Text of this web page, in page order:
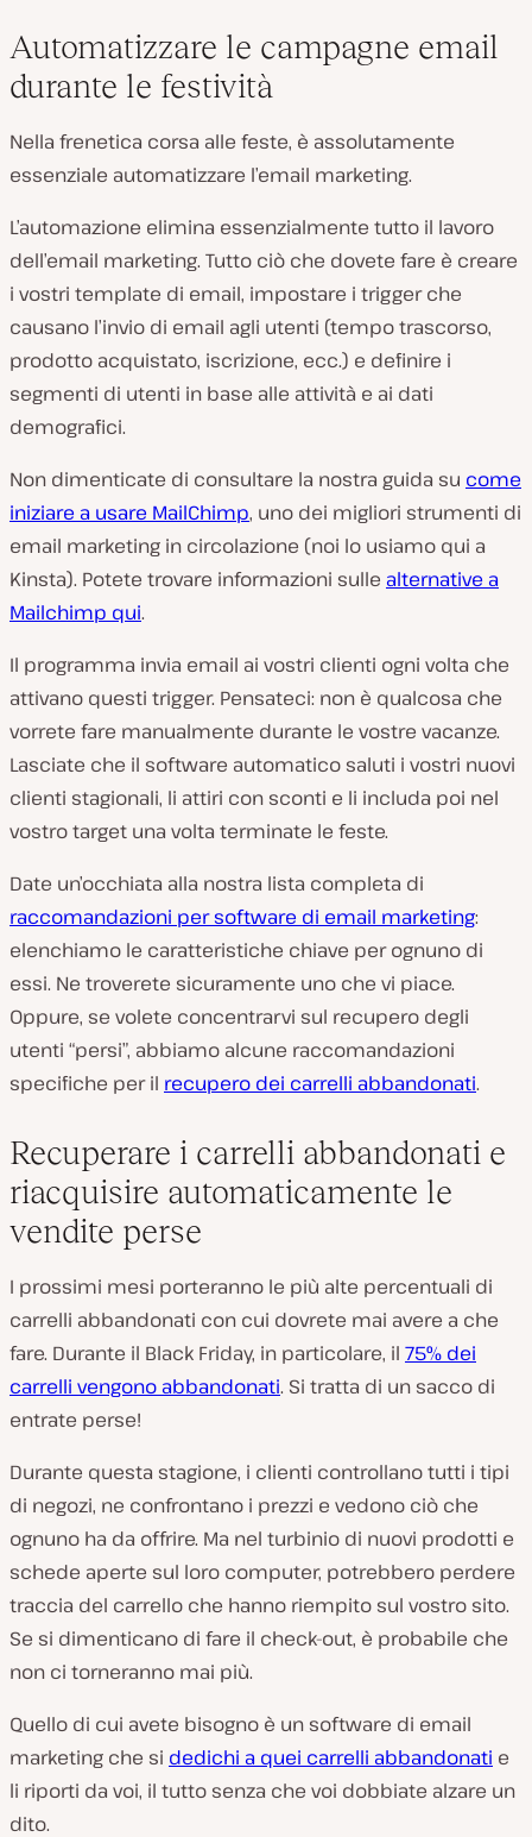
Automatizzare le campagne email
durante le festività
Nella frenetica corsa alle feste, è assolutamente
essenziale automatizzare l’email marketing.
L’automazione elimina essenzialmente tutto il lavoro
dell’email marketing. Tutto ciò che dovete fare è creare
i vostri template di email, impostare i trigger che
causano l’invio di email agli utenti (tempo trascorso,
prodotto acquistato, iscrizione, ecc.) e definire i
segmenti di utenti in base alle attività e ai dati
demografici.
Non dimenticate di consultare la nostra guida su come
iniziare a usare MailChimp, uno dei migliori strumenti di
email marketing in circolazione (noi lo usiamo qui a
Kinsta). Potete trovare informazioni sulle alternative a
Mailchimp qui.
Il programma invia email ai vostri clienti ogni volta che
attivano questi trigger. Pensateci: non è qualcosa che
vorrete fare manualmente durante le vostre vacanze.
Lasciate che il software automatico saluti i vostri nuovi
clienti stagionali, li attiri con sconti e li includa poi nel
vostro target una volta terminate le feste.
Date un’occhiata alla nostra lista completa di
raccomandazioni per software di email marketing:
elenchiamo le caratteristiche chiave per ognuno di
essi. Ne troverete sicuramente uno che vi piace.
Oppure, se volete concentrarvi sul recupero degli
utenti “persi”, abbiamo alcune raccomandazioni
specifiche per il recupero dei carrelli abbandonati.
Recuperare i carrelli abbandonati e
riacquisire automaticamente le
vendite perse
I prossimi mesi porteranno le più alte percentuali di
carrelli abbandonati con cui dovrete mai avere a che
fare. Durante il Black Friday, in particolare, il 75% dei
carrelli vengono abbandonati. Si tratta di un sacco di
entrate perse!
Durante questa stagione, i clienti controllano tutti i tipi
di negozi, ne confrontano i prezzi e vedono ciò che
ognuno ha da offrire. Ma nel turbinio di nuovi prodotti e
schede aperte sul loro computer, potrebbero perdere
traccia del carrello che hanno riempito sul vostro sito.
Se si dimenticano di fare il check-out, è probabile che
non ci torneranno mai più.
Quello di cui avete bisogno è un software di email
marketing che si dedichi a quei carrelli abbandonati e
li riporti da voi, il tutto senza che voi dobbiate alzare un
dito.